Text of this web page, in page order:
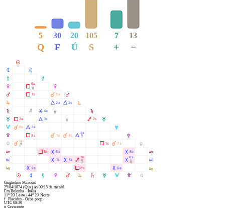
Q
5
F
30
Ú
20
S
105
+
7
−
13
M
M
N
N
N
O
O
O
P
P
P
Q
Q
Q
R
R
R
S
S
S
T
T
T
U
U
U
V
V
V
Y
Y
Y
W
W
X
X
l
l
Ã 2a
À 6s
À Ò
1a
Ã Ò
6s
Ã 1s
Ó
Á 3a
Ã 5s
Â 3a
Â 4a
Á 3s
Ã 5s
À 5a
Á 2a
Ó
À 1a
Â 5a
Â 1s
Á 2s
Ò
À 4s
Â 4a
Á Ò
2a
0s
ÄÓ
1a
Ä 7s
1s À 7a
Â 6a
Â 6a
Â Ó
0s
Guglielmo Marconi
25/04/1874 (Qua) às 09:15 da manhã
EmBolonha - Itália
11° 20' Leste/44° 29' Norte
f Placidus - Orbe prop.
UTC 08:30
Crescente
o